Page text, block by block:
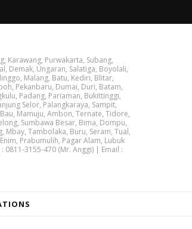
Karawang, Purwakarta, Subang,
Demak, Ungaran, Salatiga, Boyolali,
Malang, Batu, Kediri, Blitar,
Pekanbaru, Dumai, Duri, Batam,
Padang, Pariaman, Bukittinggi,
Selor, Palangkaraya, Sampit,
Mamuju, Ambon, Ternate, Tidore,
Sumbawa Besar, Bima, Dompu,
Mbay, Tambolaka, Buru, Seram, Tual,
Prabumulih, Pagar Alam, Lubuk
0811-3155-470 (Mr. Anggi) | Email :